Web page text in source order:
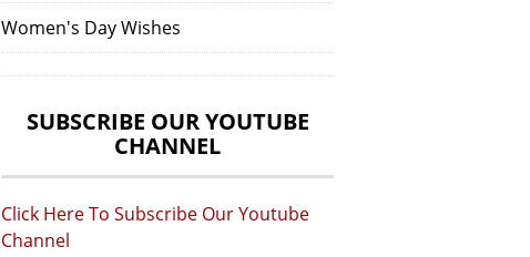
Women's Day Wishes
SUBSCRIBE OUR YOUTUBE
CHANNEL
Click Here To Subscribe Our Youtube
Channel